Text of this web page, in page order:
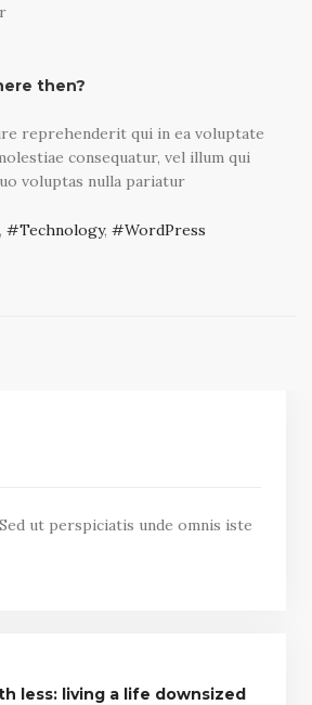
then?
reprehenderit qui in ea voluptate
consequatur, vel illum qui
voluptas nulla pariatur
, Technology, WordPress
ut perspiciatis unde omnis iste
less: living a life downsized